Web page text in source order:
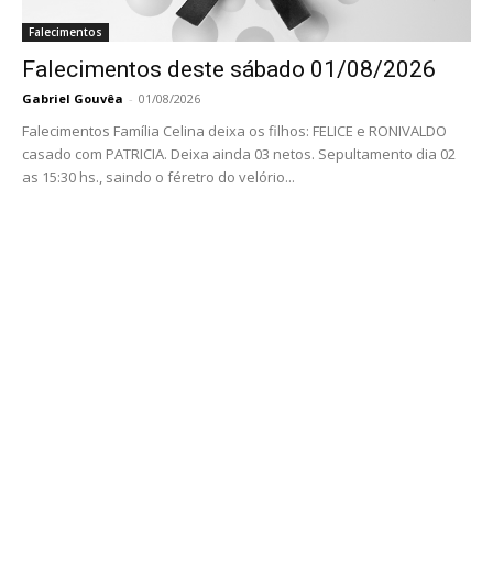
Falecimentos
Falecimentos deste sábado 01/08/2026
Gabriel Gouvêa - 01/08/2026
Falecimentos Família Celina deixa os filhos: FELICE e RONIVALDO
casado com PATRICIA. Deixa ainda 03 netos. Sepultamento dia 02
as 15:30 hs., saindo o féretro do velório...